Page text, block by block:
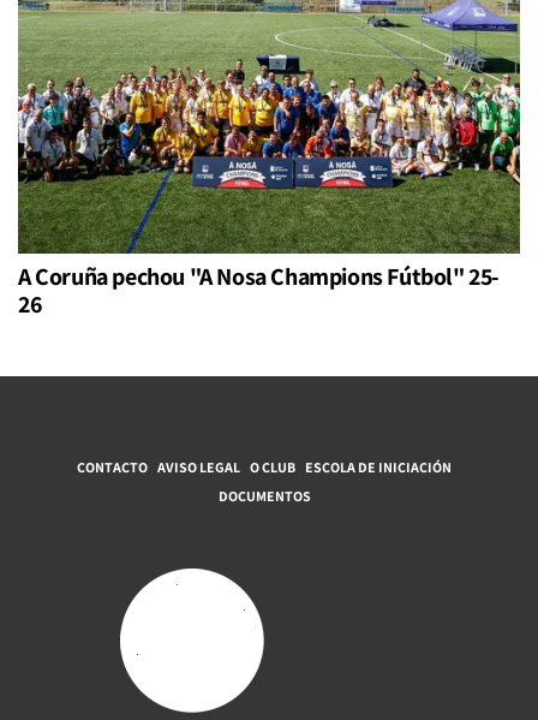
A Coruña pechou "A Nosa Champions Fútbol" 25-
26
CONTACTO AVISO LEGAL O CLUB ESCOLA DE INICIACIÓN
DOCUMENTOS